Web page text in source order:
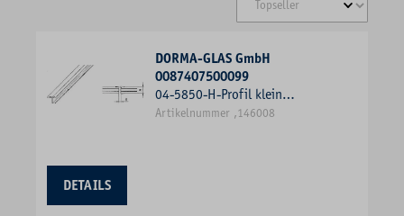
DORMA-GLAS GmbH
0087407500099
04-5850-H-Profil klein
8mmx2000mm
Artikelnummer ,146008
DETAILS